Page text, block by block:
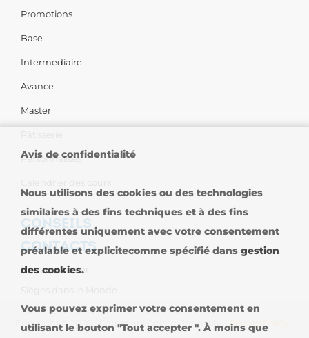
Promotions
Base
Intermediaire
Avance
Master
Personnalises
CONSEILS
CONTACTS
Nous contacter
Copyright © 2026 - Carpigiani Gelato University - Privacy Policy
Avis de confidentialité
Nous utilisons des cookies ou des technologies
similaires à des fins techniques et à des fins
différentes uniquement avec votre consentement
préalable et explicitecomme spécifié dans gestion
des cookies.
Vous pouvez exprimer votre consentement en
utilisant le bouton "Tout accepter ". À moins que